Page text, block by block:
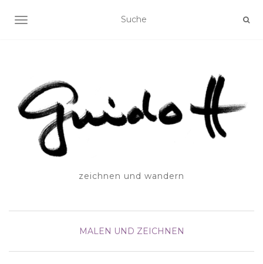
SCHALTE NAVIGATION
zeichnen und wandern
MALEN UND ZEICHNEN